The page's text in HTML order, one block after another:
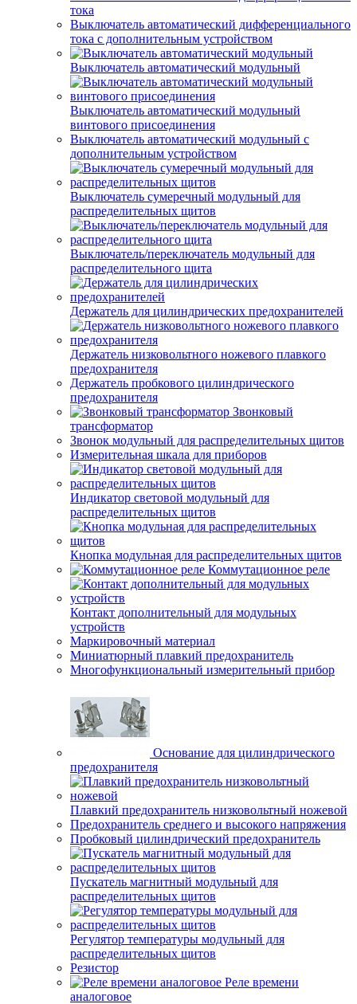
тока
Выключатель автоматический дифференциального
тока с дополнительным устройством
Выключатель автоматический модульный
Выключатель автоматический модульный
винтового присоединения
Выключатель автоматический модульный с
дополнительным устройством
Выключатель сумеречный модульный для
распределительных щитов
Выключатель/переключатель модульный для
распределительного щита
Держатель для цилиндрических предохранителей
Держатель низковольтного ножевого плавкого
предохранителя
Держатель пробкового цилиндрического
предохранителя
Звонковый
трансформатор
Звонок модульный для распределительных щитов
Измерительная шкала для приборов
Индикатор световой модульный для
распределительных щитов
Кнопка модульная для распределительных щитов
Коммутационное реле
Контакт дополнительный для модульных
устройств
Маркировочный материал
Миниатюрный плавкий предохранитель
Многофункциональный измерительный прибор
Основание для цилиндрического
предохранителя
Плавкий предохранитель низковольтный ножевой
Предохранитель среднего и высокого напряжения
Пробковый цилиндрический предохранитель
Пускатель магнитный модульный для
распределительных щитов
Регулятор температуры модульный для
распределительных щитов
Резистор
Реле времени
аналоговое